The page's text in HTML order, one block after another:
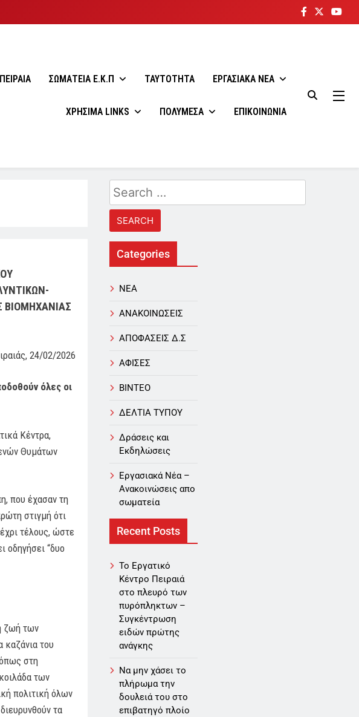
ΣΩΜΑΤΕΙA E.K.Π ΤΑΥΤΟΤΗΤΑ ΕΡΓΑΣΙΑΚΑ ΝΕΑ
ΧΡΗΣΙΜΑ LINKS ΠΟΛΥΜΕΣΑ ΕΠΙΚΟΙΝΩΝΙΑ
ΒΙΟΜΗΧΑΝΙΑΣ
, 24/02/2026
όλες οι
Κέντρα,
Θυμάτων
που έχασαν τη
στιγμή ότι
τέλους, ώστε
οδηγήσει “δυο
ζωή των
του
στη
των
πολιτική όλων
τα
Search
for:
Categories
NEA
ΑΝΑΚΟΙΝΩΣΕΙΣ
ΑΠΟΦΑΣΕΙΣ Δ.Σ
ΑΦΙΣΕΣ
ΒΙΝΤΕΟ
ΔΕΛΤΙΑ ΤΥΠΟΥ
Δράσεις και
Εκδηλώσεις
Εργασιακά Νέα –
Aνακοινώσεις απο
σωματεία
Recent Posts
Το Εργατικό
Κέντρο Πειραιά
στο πλευρό των
πυρόπληκτων –
Συγκέντρωση
ειδών πρώτης
ανάγκης
Να μην χάσει το
πλήρωμα την
δουλειά του στο
επιβατηγό πλοίο